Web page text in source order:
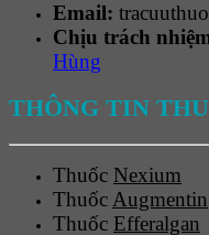
Email:
Chịu trách
Hùng
THÔNG TIN
Thuốc Nexium
Thuốc Augmentin
Thuốc Efferalgan